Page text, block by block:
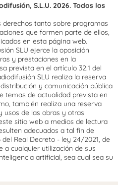
S.L.U. 2026. Todos los
tanto sobre programas
que formen parte de ellos,
en esta página web.
SLU ejerce la oposición
y prestaciones en la
prevista en el artículo 32.1 del
SLU realiza la reserva
y comunicación pública
temas de actualidad prevista en
también realiza una reserva
usos de las obras y otras
sitio web a medios de lectura
adecuados a tal fin de
Real Decreto - ley 24/2021, de
a cualquier utilización de sus
artificial, sea cual sea su